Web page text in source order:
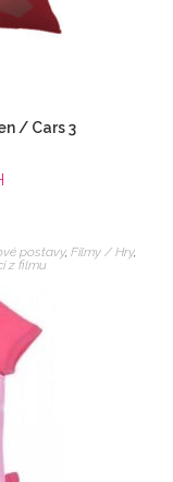
/ Cars 3
postavy, Filmy / Hry,
z filmu